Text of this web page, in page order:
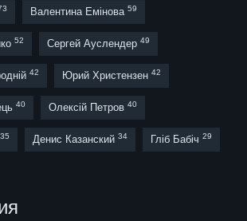
Валентина Емінова 59
52 Сергей Ауслендер 49
42 Юрий Христензен 42
40 Олексій Петров 40
35 Денис Казанский 34 Гліб Бабіч 29